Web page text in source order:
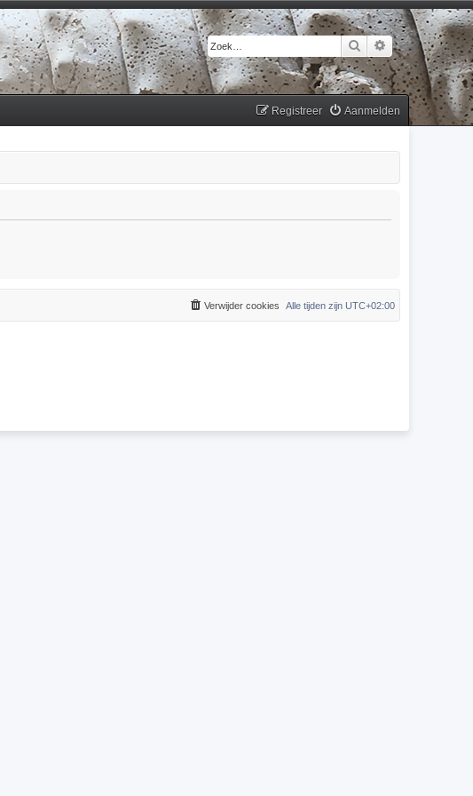
Zoek Uitgebreid
Aanmelden
Registreer
Alle tijden zijn UTC+02:00
Verwijder cookies